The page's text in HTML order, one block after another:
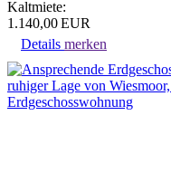
Kaltmiete:
1.140,00 EUR
Details merken